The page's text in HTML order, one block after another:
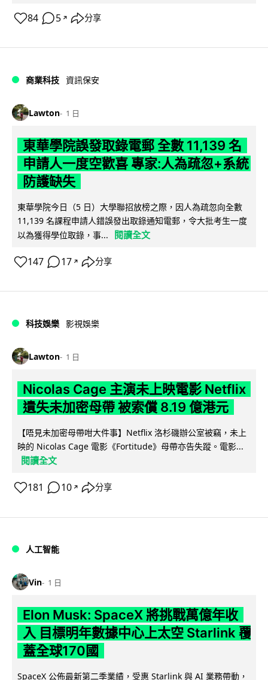
84 5 ↗ 分享
商業科技 資訊保安
Lawton 1 日
東華學院誤發取錄電郵 全數 11,139 名
申請人一度空歡喜 專家:人為疏忽+系統
防護缺失
東華學院今日（5 日）大學聯招放榜之際，因人為疏忽向全數
11,139 名課程申請人錯誤發出取錄通知電郵，令大批考生一度
以為獲得學位取錄，事...
閱讀全文
147 17 ↗ 分享
科技娛樂 影視娛樂
Lawton 1 日
Nicolas Cage 主演未上映電影 Netflix
遺失未加密母帶 被索償 8.19 億港元
【唔見未加密母帶咁大件事】Netflix 洛杉磯辦公室被竊，未上
映的 Nicolas Cage 電影《Fortitude》母帶亦告失蹤。電影...
閱讀全文
181 10 ↗ 分享
人工智能
Vin 1 日
Elon Musk: SpaceX 將挑戰萬億年收
入 目標明年數據中心上太空 Starlink 覆
蓋全球170國
SpaceX 公佈最新第二季業績，受惠 Starlink 與 AI 業務帶動，